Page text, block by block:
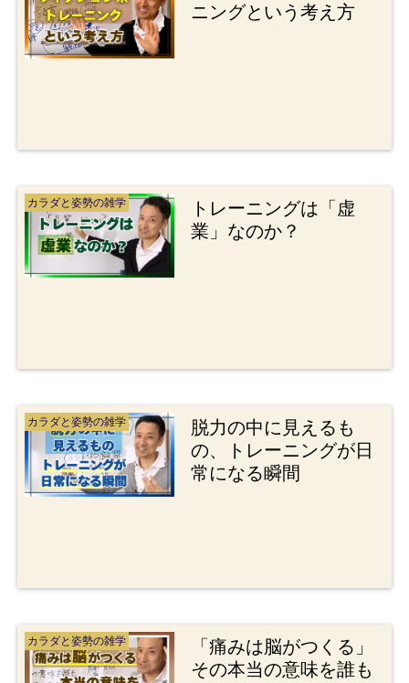
ニングという考え方
カラダと姿勢の雑学
トレーニングは「虚
業」なのか？
カラダと姿勢の雑学
脱力の中に見えるも
の、トレーニングが日
常になる瞬間
カラダと姿勢の雑学
「痛みは脳がつくる」
その本当の意味を誰も